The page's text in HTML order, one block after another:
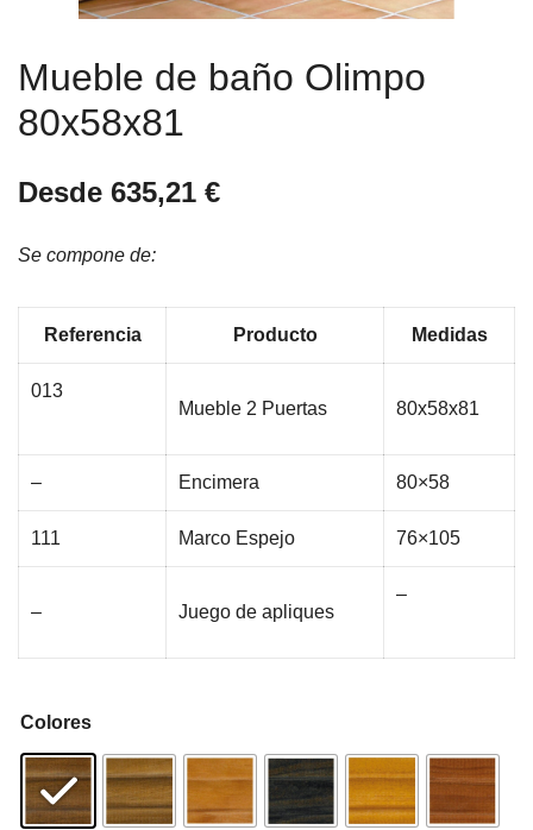
Mueble de baño Olimpo
80x58x81
Desde 635,21 €
Se compone de:
Referencia Producto Medidas
013
Mueble 2 Puertas
80x58x81
– Encimera 80×58
111 Marco Espejo 76×105
– Juego de apliques
–
Colores